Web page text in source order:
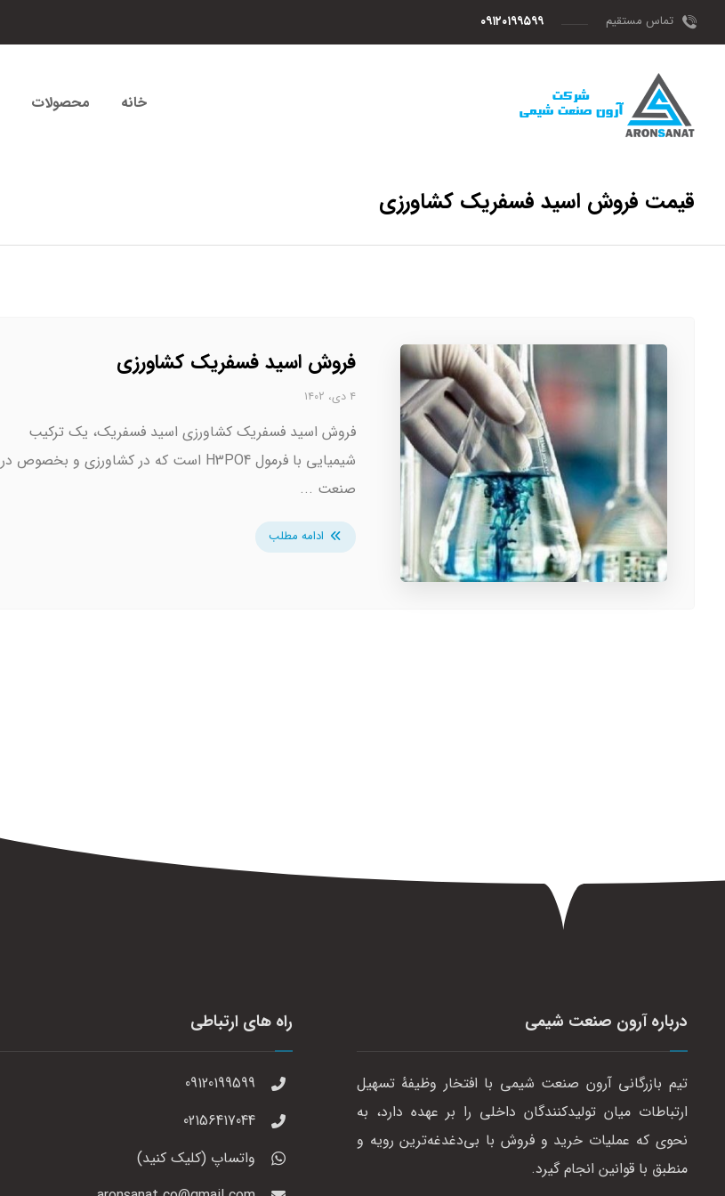
تماس مستقیم ۰۹۱۲۰۱۹۹۵۹۹
خانه محصولات
قیمت فروش اسید فسفریک کشاورزی
فروش اسید فسفریک کشاورزی
۴ دی، ۱۴۰۲
فروش اسید فسفریک کشاورزی اسید فسفریک، یک ترکیب
شیمیایی با فرمول H3PO4 است که در کشاورزی و بخصوص در
صنعت ...
ادامه مطلب
درباره آرون صنعت شیمی
تیم بازرگانی آرون صنعت شیمی با افتخار وظیفهٔ تسهیل
ارتباطات میان تولیدکنندگان داخلی را بر عهده دارد، به
نحوی که عملیات خرید و فروش با بی‌دغدغه‌ترین رویه و
منطبق با قوانین انجام گیرد.
راه های ارتباطی
09120199599
02156417044
واتساپ (کلیک کنید)